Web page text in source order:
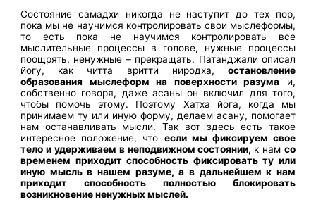
Состояние самадхи никогда не наступит до тех пор,
пока мы не научимся контролировать свои мыслеформы,
то есть пока не научимся контролировать все
мыслительные процессы в голове, нужные процессы
поощрять, ненужные – прекращать. Патанджали описал
йогу, как читта вритти ниродха, остановление
образования мыслеформ на поверхности разума и,
собственно говоря, даже асаны он включил для того,
чтобы помочь этому. Поэтому Хатха йога, когда мы
принимаем ту или иную форму, делаем асану, помогает
нам останавливать мысли. Так вот здесь есть такое
интересное положение, что если мы фиксируем свое
тело и удерживаем в неподвижном состоянии, к нам со
временем приходит способность фиксировать ту или
иную мысль в нашем разуме, а в дальнейшем к нам
приходит способность полностью блокировать
возникновение ненужных мыслей.